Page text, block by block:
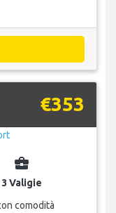
€353
business_center
3 Valigie
comodità